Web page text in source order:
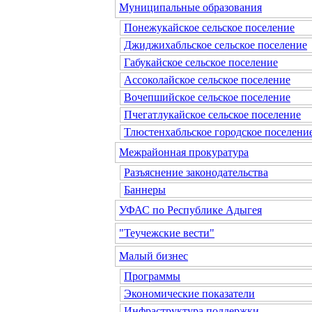
Муниципальные образования
Понежукайское сельское поселение
Джиджихабльское сельское поселение
Габукайское сельское поселение
Ассоколайское сельское поселение
Вочепшийское сельское поселение
Пчегатлукайское сельское поселение
Тлюстенхабльское городское
Межрайонная прокуратура
Разъяснение законодательства
Баннеры
УФАС по Республике Адыгея
"Теучежские вести"
Малый бизнес
Программы
Экономические показатели